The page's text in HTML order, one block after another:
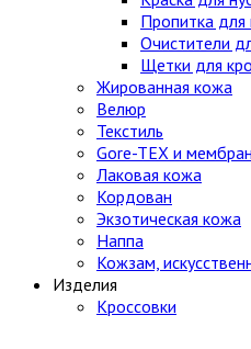
Пропитка для
Очистители
Щетки для
Жированная кожа
Велюр
Текстиль
Gore-TEX и
Лаковая кожа
Кордован
Экзотическая кожа
Наппа
Кожзам,
Изделия
Кроссовки